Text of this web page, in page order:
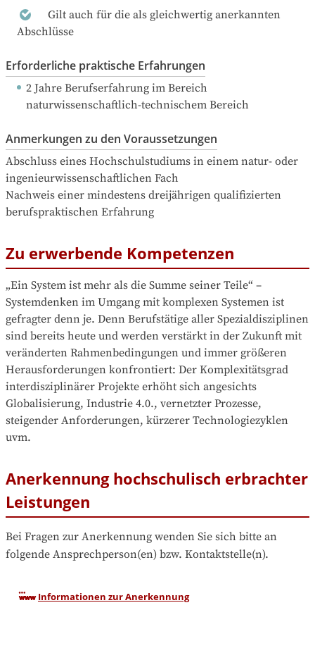
Gilt auch für die als gleichwertig anerkannten
Abschlüsse
Erforderliche praktische Erfahrungen
2 Jahre Berufserfahrung im Bereich
naturwissenschaftlich-technischem Bereich
Anmerkungen zu den Voraussetzungen
Abschluss eines Hochschulstudiums in einem natur- oder
ingenieurwissenschaftlichen Fach
Nachweis einer mindestens dreijährigen qualifizierten
berufspraktischen Erfahrung
Zu erwerbende Kompetenzen
„Ein System ist mehr als die Summe seiner Teile“ –
Systemdenken im Umgang mit komplexen Systemen ist
gefragter denn je. Denn Berufstätige aller Spezialdisziplinen
sind bereits heute und werden verstärkt in der Zukunft mit
veränderten Rahmenbedingungen und immer größeren
Herausforderungen konfrontiert: Der Komplexitätsgrad
interdisziplinärer Projekte erhöht sich angesichts
Globalisierung, Industrie 4.0., vernetzter Prozesse,
steigender Anforderungen, kürzerer Technologiezyklen
uvm.
Anerkennung hochschulisch erbrachter
Leistungen
Bei Fragen zur Anerkennung wenden Sie sich bitte an
folgende Ansprechperson(en) bzw. Kontaktstelle(n).
Informationen zur Anerkennung